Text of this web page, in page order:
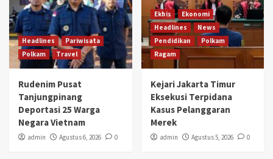
Headlines
Pariwisata
Polkam
Travel
Rudenim Pusat
Tanjungpinang
Deportasi 25 Warga
Negara Vietnam
admin Agustus 6, 2026 0
Ekbis
Ekonomi
Headlines
News
Pendidikan
Polkam
Ragam
Kejari Jakarta Timur
Eksekusi Terpidana
Kasus Pelanggaran
Merek
admin Agustus 5, 2026 0